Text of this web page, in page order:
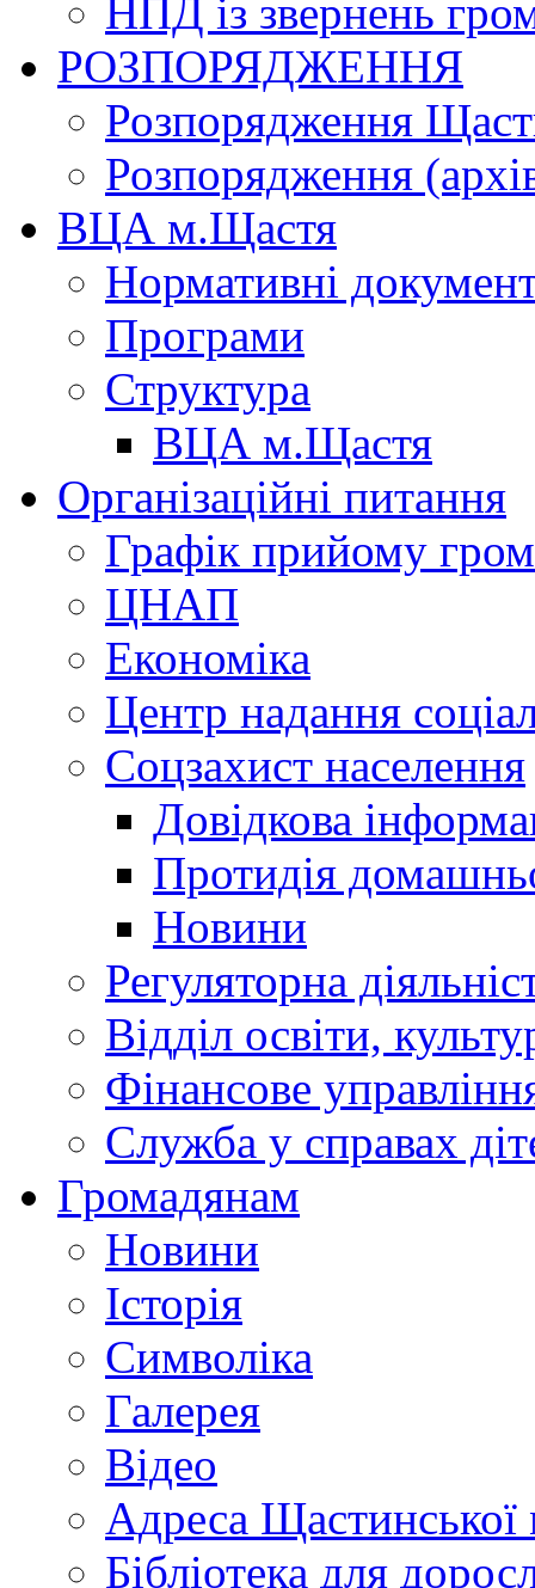
НПД із звернень
РОЗПОРЯДЖЕННЯ
Розпорядження
Розпорядження
ВЦА м.Щастя
Нормативні
Програми
Структура
ВЦА м.Щастя
Організаційні питання
Графік прийому
ЦНАП
Економіка
Центр надання
Соцзахист населення
Довідкова
Протидія
Новини
Регуляторна
Відділ освіти,
Фінансове
Служба у справах
Громадянам
Новини
Історія
Символіка
Галерея
Відео
Адреса Щастинської
Бібліотека для